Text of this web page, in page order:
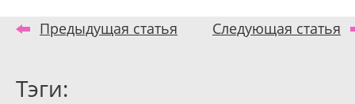
Предыдущая статья Следующая статья
Тэги: